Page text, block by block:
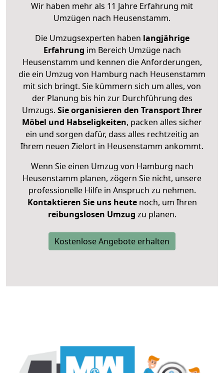
Wir haben mehr als 11 Jahre Erfahrung mit
Umzügen nach Heusenstamm.
Die Umzugsexperten haben langjährige
Erfahrung im Bereich Umzüge nach
Heusenstamm und kennen die Anforderungen,
die ein Umzug von Hamburg nach Heusenstamm
mit sich bringt. Sie kümmern sich um alles, von
der Planung bis hin zur Durchführung des
Umzugs. Sie organisieren den Transport Ihrer
Möbel und Habseligkeiten, packen alles sicher
ein und sorgen dafür, dass alles rechtzeitig an
Ihrem neuen Zielort in Heusenstamm ankommt.
Wenn Sie einen Umzug von Hamburg nach
Heusenstamm planen, zögern Sie nicht, unsere
professionelle Hilfe in Anspruch zu nehmen.
Kontaktieren Sie uns heutenoch, um Ihren
reibungslosen Umzug zu planen.
Kostenlose Angebote erhalten